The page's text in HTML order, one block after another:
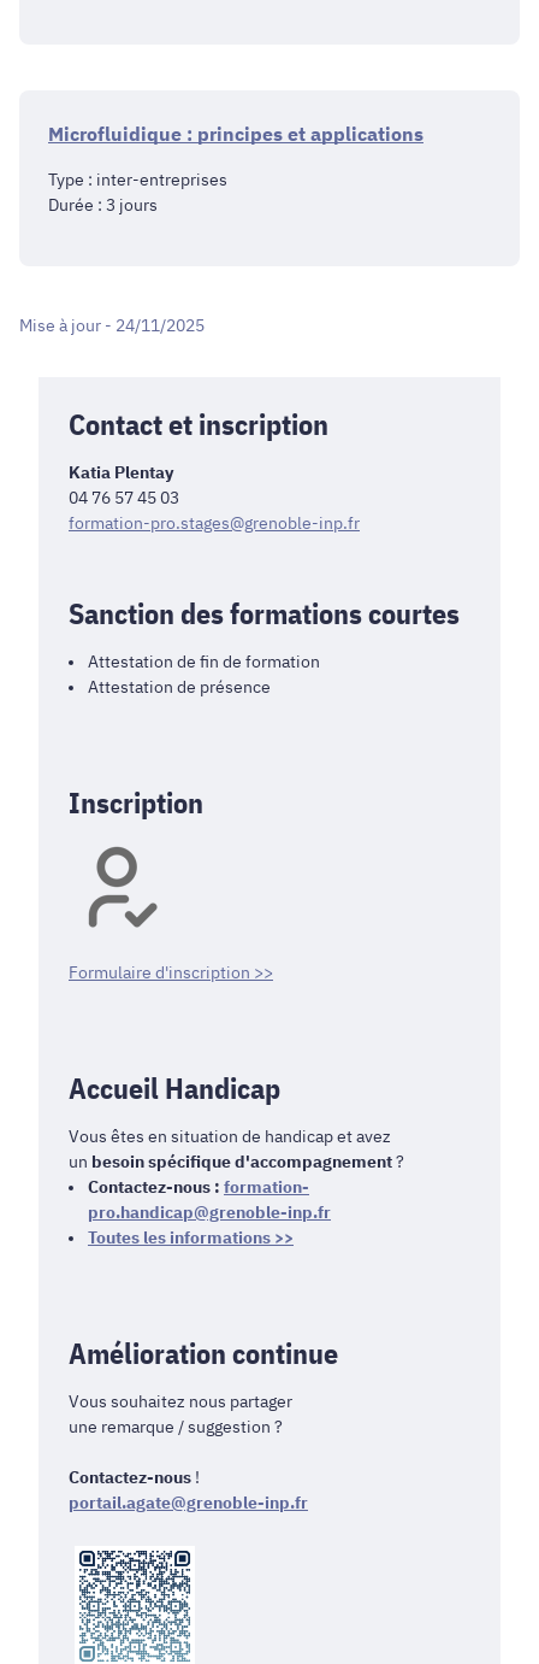
Microfluidique : principes et applications
Type : inter-entreprises
Durée : 3 jours
Mise à jour - 24/11/2025
Contact et inscription
Katia Plentay
04 76 57 45 03
formation-pro.stages@grenoble-inp.fr
Sanction des formations courtes
Attestation de fin de formation
Attestation de présence
Inscription
Formulaire d'inscription >>
Accueil Handicap
Vous êtes en situation de handicap et avez
un besoin spécifique d'accompagnement?
Contactez-nous : formation-
pro.handicap@grenoble-inp.fr
Toutes les informations >>
Amélioration continue
Vous souhaitez nous partager
une remarque / suggestion ?
Contactez-nous !
portail.agate@grenoble-inp.fr